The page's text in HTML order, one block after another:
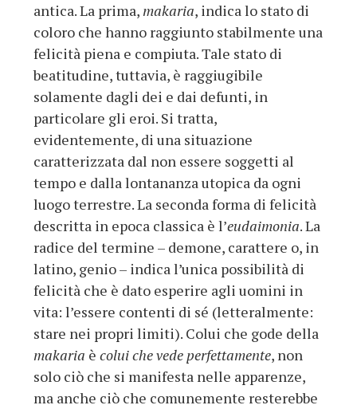
antica. La prima,makaria, indica lo stato di
coloro che hanno raggiunto stabilmente una
felicità piena e compiuta. Tale stato di
beatitudine, tuttavia, è raggiugibile
solamente dagli dei e dai defunti, in
particolare gli eroi. Si tratta,
evidentemente, di una situazione
caratterizzata dal non essere soggetti al
tempo e dalla lontananza utopica da ogni
luogo terrestre. La seconda forma di felicità
descritta in epoca classica è l’eudaimonia. La
radice del termine – demone, carattere o, in
latino, genio – indica l’unica possibilità di
felicità che è dato esperire agli uomini in
vita: l’essere contenti di sé (letteralmente:
stare nei propri limiti). Colui che gode della
makaria è colui che vede perfettamente, non
solo ciò che si manifesta nelle apparenze,
ma anche ciò che comunemente resterebbe